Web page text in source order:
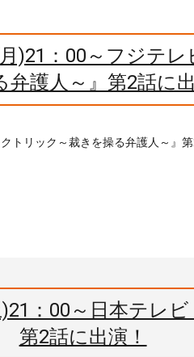
)21：00～フジテ
弁護人～』第2話に出
トリック～裁きを操る弁護人～』
：00～日本テレビ
第2話に出演！